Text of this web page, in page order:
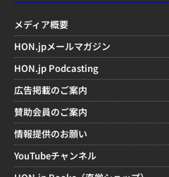
メディア概要
HON.jpメールマガジン
HON.jp Podcasting
広告掲載のご案内
賛助会員のご案内
情報提供のお願い
YouTubeチャンネル